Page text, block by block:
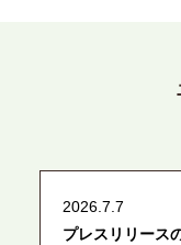
2026.7.7
プレスリリース